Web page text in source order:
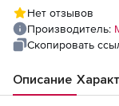
AqY2
Нет отзывов
Производитель:
Скопировать
Описание